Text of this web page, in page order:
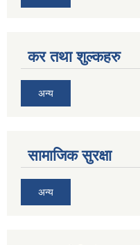
कर तथा शुल्कहरु
अन्य
सामाजिक सुरक्षा
अन्य